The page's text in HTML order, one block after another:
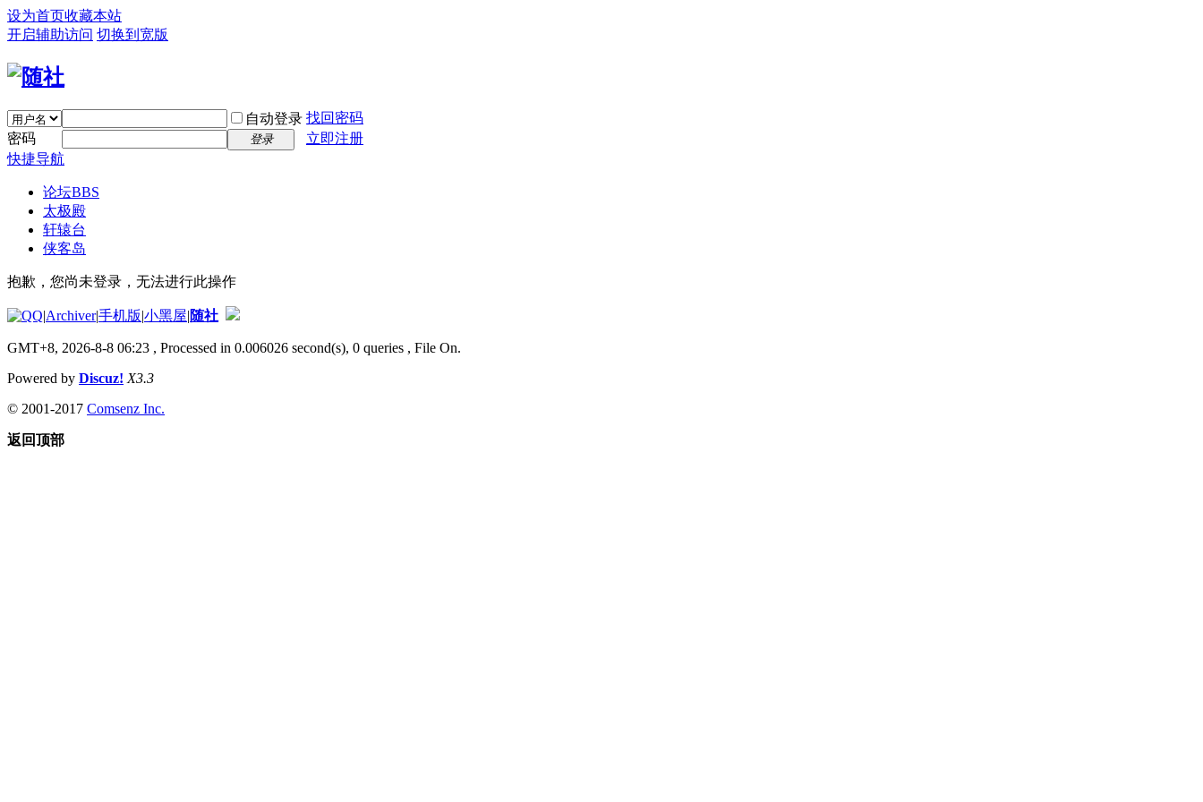
设为首页收藏本站
开启辅助访问 切换到宽版
自动登录 找回密码
密码
登录
立即注册
快捷导航
论坛BBS
太极殿
轩辕台
侠客岛
抱歉，您尚未登录，无法进行此操作
|Archiver|手机版|小黑屋|随社
GMT+8, 2026-8-8 06:23 , Processed in 0.006026 second(s), 0 queries , File On.
Powered by Discuz! X3.3
© 2001-2017 Comsenz Inc.
返回顶部